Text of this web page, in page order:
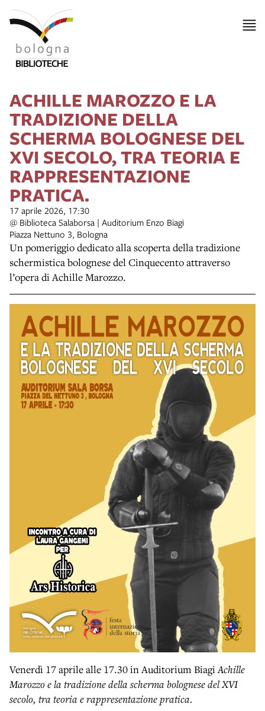
ACHILLE MAROZZO E LA
TRADIZIONE DELLA
SCHERMA BOLOGNESE DEL
XVI SECOLO, TRA TEORIA E
RAPPRESENTAZIONE
PRATICA.
17 aprile 2026, 17:30
@ Biblioteca Salaborsa | Auditorium Enzo Biagi
Piazza Nettuno 3, Bologna
Un pomeriggio dedicato alla scoperta della tradizione
schermistica bolognese del Cinquecento attraverso
l’opera di Achille Marozzo.
Venerdì 17 aprile alle 17.30 in Auditorium BiagiAchille
Marozzo e la tradizione della scherma bolognese del XVI
secolo, tra teoria e rappresentazione pratica.